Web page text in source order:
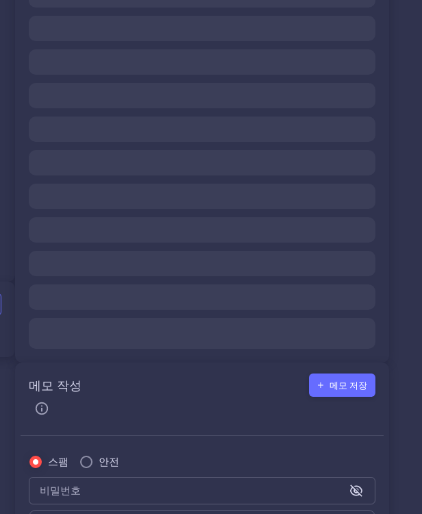
메모 작성 메모 저장
스팸 안전
비밀번호